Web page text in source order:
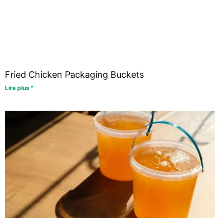
Fried Chicken Packaging Buckets
Lire plus "